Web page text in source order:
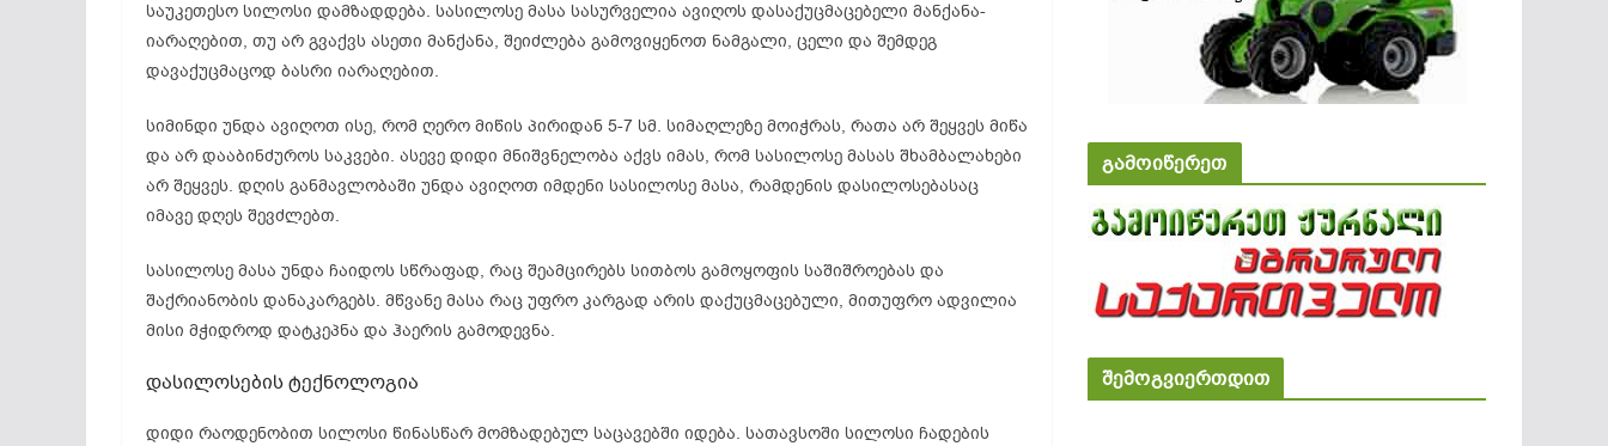
საუკეთესო სილოსი დამზადდება. სასილოსე მასა სასურველია ავიღოს დასაქუცმაცებელი მანქანა-
იარაღებით, თუ არ გვაქვს ასეთი მანქანა, შეიძლება გამოვიყენოთ ნამგალი, ცელი და შემდეგ
დავაქუცმაცოდ ბასრი იარაღებით.
სიმინდი უნდა ავიღოთ ისე, რომ ღერო მიწის პირიდან 5-7 სმ. სიმაღლეზე მოიჭრას, რათა არ შეყვეს მიწა
და არ დააბინძუროს საკვები. ასევე დიდი მნიშვნელობა აქვს იმას, რომ სასილოსე მასას შხამბალახები
არ შეყვეს. დღის განმავლობაში უნდა ავიღოთ იმდენი სასილოსე მასა, რამდენის დასილოსებასაც
იმავე დღეს შევძლებთ.
სასილოსე მასა უნდა ჩაიდოს სწრაფად, რაც შეამცირებს სითბოს გამოყოფის საშიშროებას და
შაქრიანობის დანაკარგებს. მწვანე მასა რაც უფრო კარგად არის დაქუცმაცებული, მითუფრო ადვილია
მისი მჭიდროდ დატკეპნა და ჰაერის გამოდევნა.
დასილოსების ტექნოლოგია
დიდი რაოდენობით სილოსი წინასწარ მომზადებულ საცავებში იდება. სათავსოში სილოსი ჩადების
გამოიწერეთ
შემოგვიერთდით